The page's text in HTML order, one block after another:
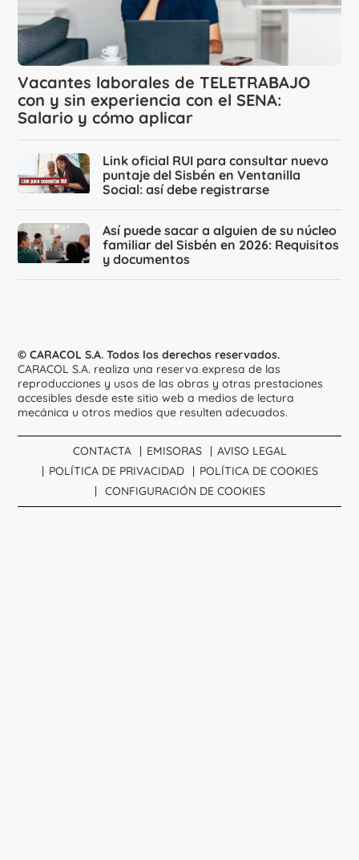
Vacantes laborales de TELETRABAJO
con y sin experiencia con el SENA:
Salario y cómo aplicar
Link oficial RUI para consultar nuevo
puntaje del Sisbén en Ventanilla
Social: así debe registrarse
Así puede sacar a alguien de su núcleo
familiar del Sisbén en 2026: Requisitos
y documentos
© CARACOL S.A. Todos los derechos reservados.
CARACOL S.A. realiza una reserva expresa de las
reproducciones y usos de las obras y otras prestaciones
accesibles desde este sitio web a medios de lectura
mecánica u otros medios que resulten adecuados.
CONTACTA EMISORAS
AVISO LEGAL
POLÍTICA DE PRIVACIDAD
POLÍTICA DE COOKIES
CONFIGURACIÓN DE COOKIES